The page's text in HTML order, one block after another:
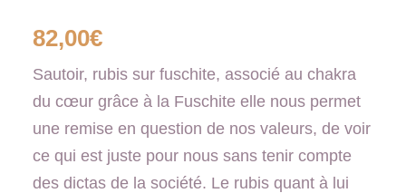
82,00€
Sautoir, rubis sur fuschite, associé au chakra
du cœur grâce à la Fuschite elle nous permet
une remise en question de nos valeurs, de voir
ce qui est juste pour nous sans tenir compte
des dictas de la société. Le rubis quant à lui